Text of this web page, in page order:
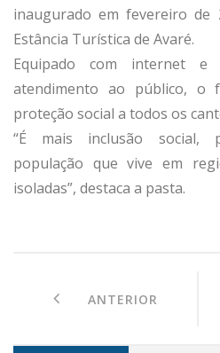
inaugurado em fevereiro de
Estância Turística de Avaré.
Equipado com internet e
atendimento ao público, o
proteção social a todos os
“É mais inclusão social,
população que vive em
isoladas”, destaca a pasta.
ANTERIOR